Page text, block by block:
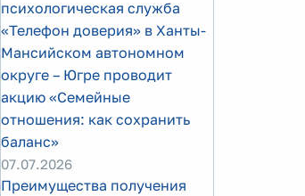
психологическая служба
«Телефон доверия» в Ханты-
Мансийском автономном
округе – Югре проводит
акцию «Семейные
отношения: как сохранить
баланс»
07.07.2026
Преимущества получения